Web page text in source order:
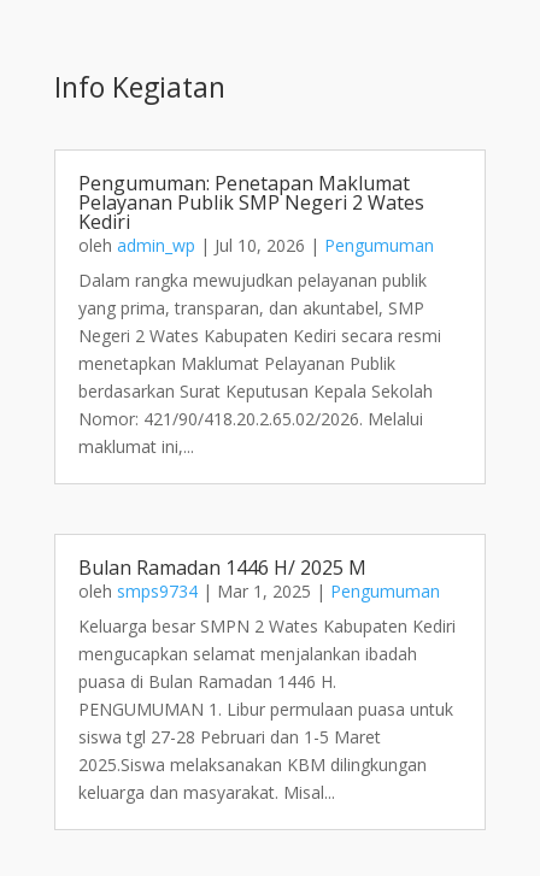
Info Kegiatan
Pengumuman: Penetapan Maklumat
Pelayanan Publik SMP Negeri 2 Wates
Kediri
oleh admin_wp | Jul 10, 2026 | Pengumuman
Dalam rangka mewujudkan pelayanan publik
yang prima, transparan, dan akuntabel, SMP
Negeri 2 Wates Kabupaten Kediri secara resmi
menetapkan Maklumat Pelayanan Publik
berdasarkan Surat Keputusan Kepala Sekolah
Nomor: 421/90/418.20.2.65.02/2026. Melalui
maklumat ini,...
Bulan Ramadan 1446 H/ 2025 M
oleh smps9734| Mar 1, 2025 | Pengumuman
Keluarga besar SMPN 2 Wates Kabupaten Kediri
mengucapkan selamat menjalankan ibadah
puasa di Bulan Ramadan 1446 H.
PENGUMUMAN 1. Libur permulaan puasa untuk
siswa tgl 27-28 Pebruari dan 1-5 Maret
2025.Siswa melaksanakan KBM dilingkungan
keluarga dan masyarakat. Misal...